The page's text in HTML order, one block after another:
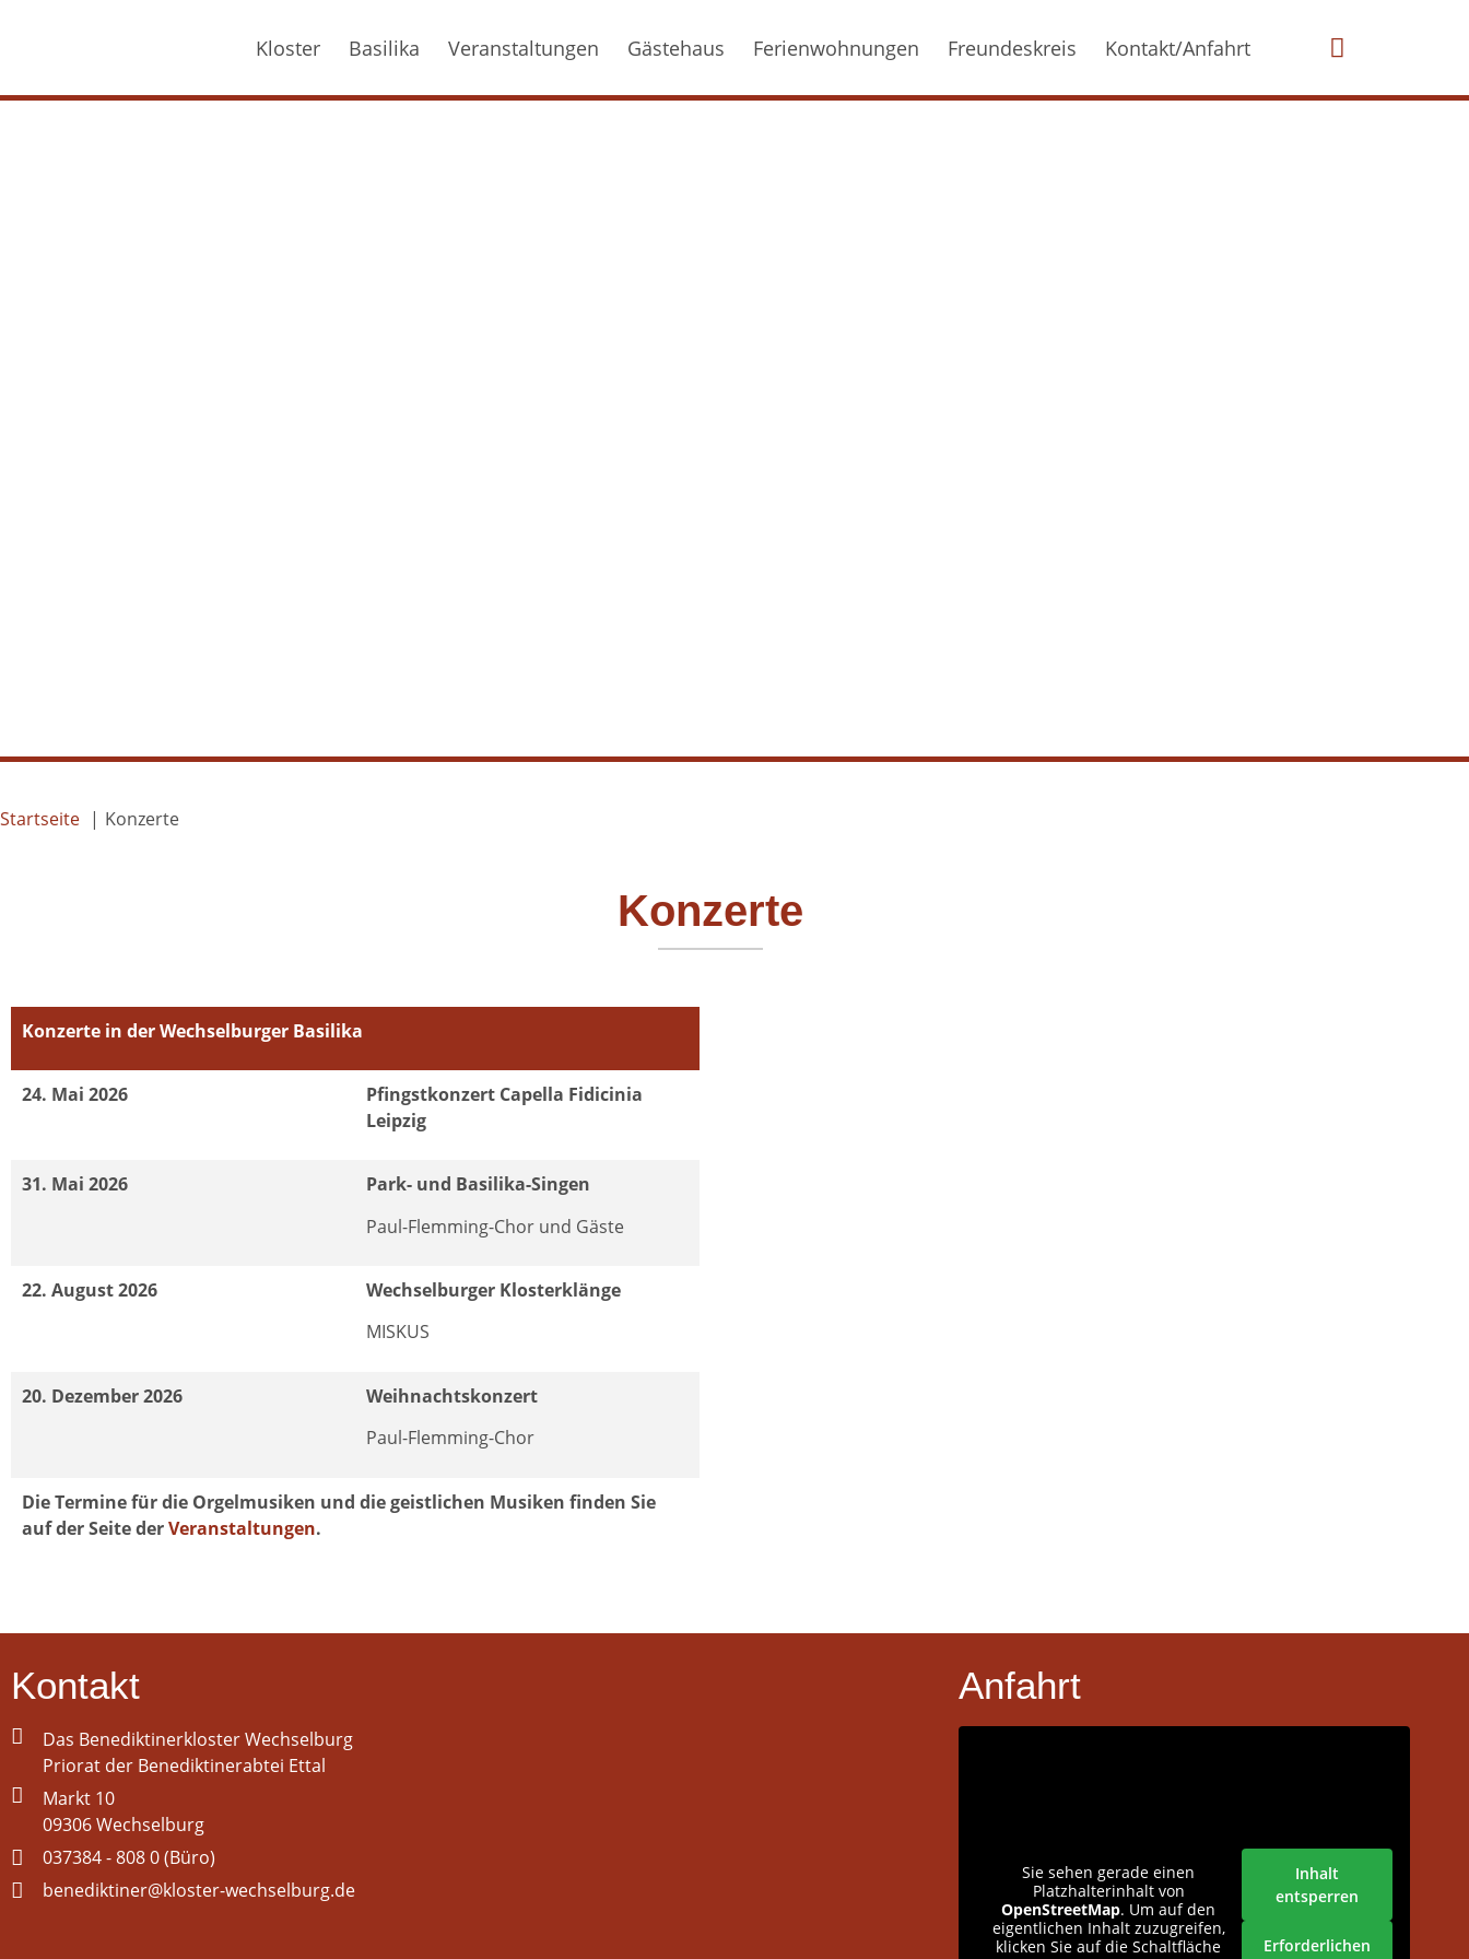
Kloster Basilika Veranstaltungen Gästehaus Ferienwohnungen Freundeskreis Kontakt/Anfahrt
Startseite Konzerte
Konzerte
Konzerte in der Wechselburger Basilika
24. Mai 2026
Pfingstkonzert Capella Fidicinia
Leipzig
31. Mai 2026
Park- und Basilika-Singen
Paul-Flemming-Chor und Gäste
22. August 2026
Wechselburger Klosterklänge
MISKUS
20. Dezember 2026
Weihnachtskonzert
Paul-Flemming-Chor
Die Termine für die Orgelmusiken und die geistlichen Musiken finden Sie
auf der Seite derVeranstaltungen.
Kontakt
Das Benediktinerkloster Wechselburg
Priorat der Benediktinerabtei Ettal
Markt 10
09306 Wechselburg
037384 - 808 0 (Büro)
benediktiner@kloster-wechselburg.de
Anfahrt
Sie sehen gerade einen
Platzhalterinhalt von
OpenStreetMap. Um auf den
eigentlichen Inhalt zuzugreifen,
klicken Sie auf die Schaltfläche
Inhalt
entsperren
Erforderlichen